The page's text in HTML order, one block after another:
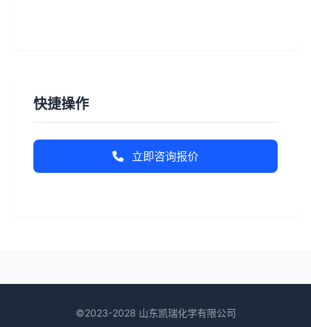
快捷操作
立即咨询报价
©2023-2028 山东凯瑞化学有限公司